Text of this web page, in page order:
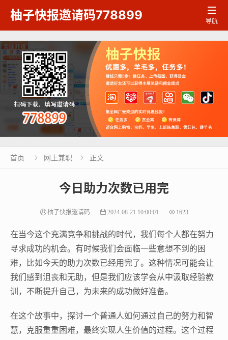
柚子快报邀请码778899 
导航
首页  网上兼职  正文
今日助力次数已用完
柚子快报邀请码 2024-08-21 10:00:01 1623
在当今这个充满竞争和挑战的时代，我们每个人都在努力
寻求成功的机会。有时候我们会面临一些意想不到的困
难，比如今天的助力次数已经用完了。这种情况可能会让
我们感到沮丧和无助，但是我们应该学会从中汲取经验教
训，不断提升自己，为未来的成功做好准备。
在这个故事中，探讨一个普通人如何通过自己的努力和智
慧，克服重重困难，最终实现人生价值的过程。这个过程